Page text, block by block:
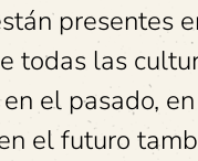
presentes
todas las
el pasado,
el futuro